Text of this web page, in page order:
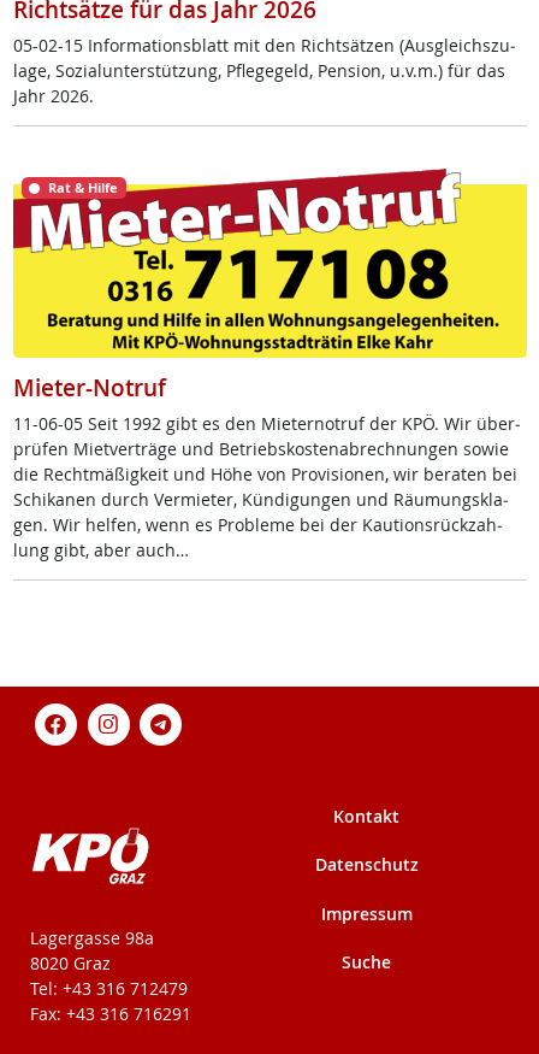
Richtsätze für das Jahr 2026
05-02-15 In­for­ma­ti­ons­blatt mit den Richt­sät­zen (Aus­g­leichs­zu­
la­ge, So­zial­un­ter­stüt­zung, Pf­le­ge­geld, Pen­si­on, u.v.m.) für das
Jahr 2026.
Rat & Hilfe
Mieter-Notruf
11-06-05 Seit 1992 gibt es den Mie­ter­no­t­ruf der KPÖ. Wir über­
prü­fen Miet­ver­trä­ge und Be­triebs­kos­ten­ab­rech­nun­gen so­wie
die Recht­mä­ß­ig­keit und Höhe von Pro­vi­sio­nen, wir be­ra­ten bei
Schi­ka­nen durch Ver­mie­ter, Kün­di­gun­gen und Räu­mungs­kla­
gen. Wir hel­fen, wenn es Pro­b­le­me bei der Kau­ti­ons­rück­zah­
lung gibt, aber auch…
KPÖ-Steiermark
Lagergasse 98a
8020 Graz
Tel: +43 316 712479
Fax: +43 316 716291
Kontakt
Datenschutz
Impressum
Suche